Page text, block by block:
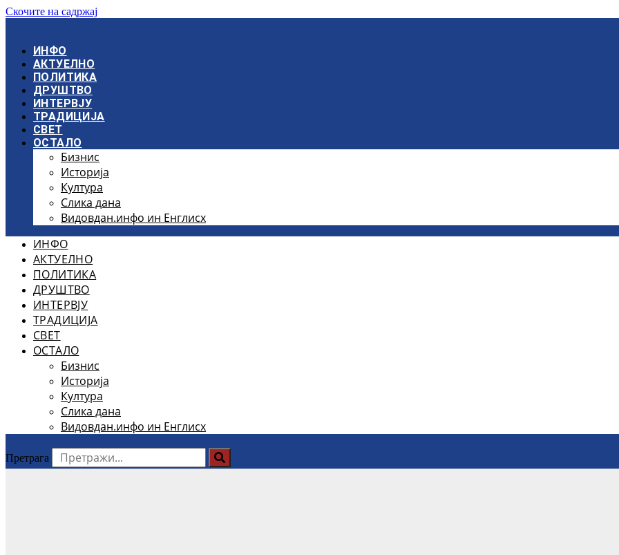
Скочите на садржај
ИНФО
АКТУЕЛНО
ПОЛИТИКА
ДРУШТВО
ИНТЕРВЈУ
ТРАДИЦИЈА
СВЕТ
ОСТАЛО
Бизнис
Историја
Култура
Слика дана
Видовдан.инфо ин Енглисх
ИНФО
АКТУЕЛНО
ПОЛИТИКА
ДРУШТВО
ИНТЕРВЈУ
ТРАДИЦИЈА
СВЕТ
ОСТАЛО
Бизнис
Историја
Култура
Слика дана
Видовдан.инфо ин Енглисх
Претрага